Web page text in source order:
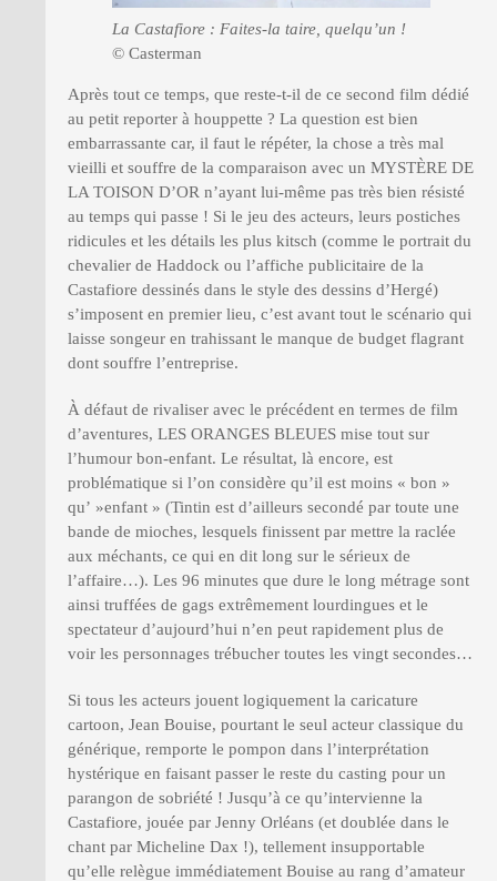
La Castafiore : Faites-la taire, quelqu’un !
© Casterman
Après tout ce temps, que reste-t-il de ce second film dédié
au petit reporter à houppette ? La question est bien
embarrassante car, il faut le répéter, la chose a très mal
vieilli et souffre de la comparaison avec un MYSTÈRE DE
LA TOISON D’OR n’ayant lui-même pas très bien résisté
au temps qui passe ! Si le jeu des acteurs, leurs postiches
ridicules et les détails les plus kitsch (comme le portrait du
chevalier de Haddock ou l’affiche publicitaire de la
Castafiore dessinés dans le style des dessins d’Hergé)
s’imposent en premier lieu, c’est avant tout le scénario qui
laisse songeur en trahissant le manque de budget flagrant
dont souffre l’entreprise.
À défaut de rivaliser avec le précédent en termes de film
d’aventures, LES ORANGES BLEUES mise tout sur
l’humour bon-enfant. Le résultat, là encore, est
problématique si l’on considère qu’il est moins « bon »
qu’ »enfant » (Tintin est d’ailleurs secondé par toute une
bande de mioches, lesquels finissent par mettre la raclée
aux méchants, ce qui en dit long sur le sérieux de
l’affaire…). Les 96 minutes que dure le long métrage sont
ainsi truffées de gags extrêmement lourdingues et le
spectateur d’aujourd’hui n’en peut rapidement plus de
voir les personnages trébucher toutes les vingt secondes…
Si tous les acteurs jouent logiquement la caricature
cartoon, Jean Bouise, pourtant le seul acteur classique du
générique, remporte le pompon dans l’interprétation
hystérique en faisant passer le reste du casting pour un
parangon de sobriété ! Jusqu’à ce qu’intervienne la
Castafiore, jouée par Jenny Orléans (et doublée dans le
chant par Micheline Dax !), tellement insupportable
qu’elle relègue immédiatement Bouise au rang d’amateur